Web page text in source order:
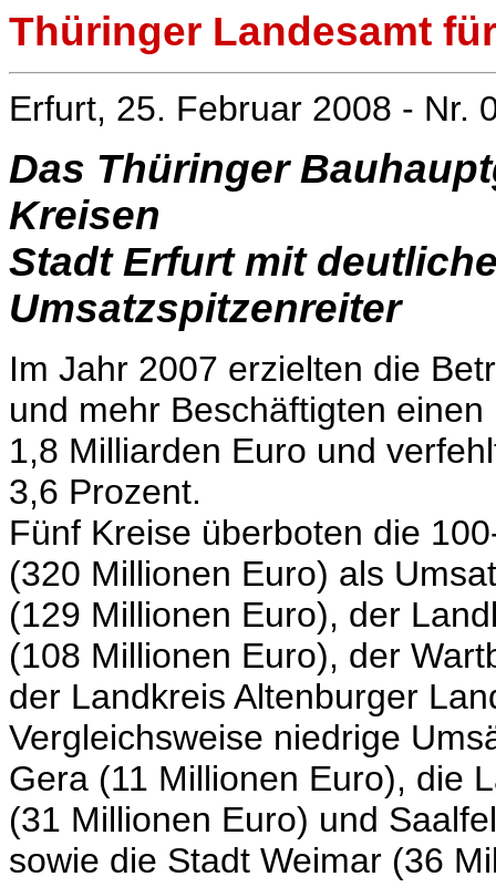
Thüringer Landesamt
Erfurt, 25. Februar 2008 - Nr.
Das Thüringer
Kreisen
Stadt Erfurt mit
Umsatzspitzenreiter
Im Jahr 2007 erzielten die
und mehr Beschäftigten
1,8 Milliarden Euro und
3,6 Prozent.
Fünf Kreise überboten die
(320 Millionen Euro) als
(129 Millionen Euro), der
(108 Millionen Euro), der
der Landkreis Altenburger
Vergleichsweise niedrige
Gera (11 Millionen Euro), die
(31 Millionen Euro) und
sowie die Stadt Weimar (36